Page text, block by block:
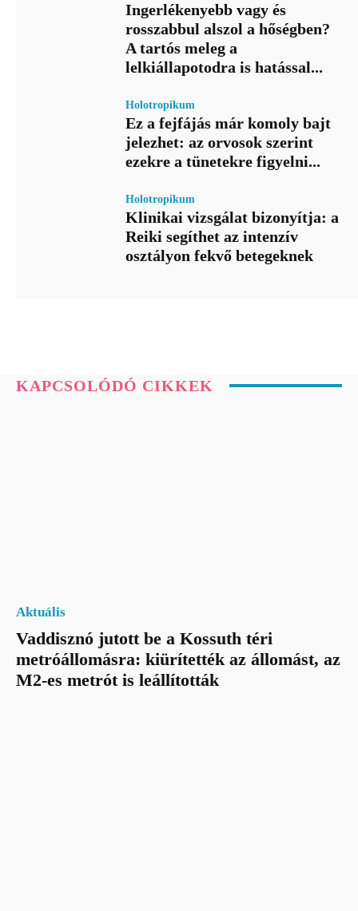
Ingerlékenyebb vagy és
rosszabbul alszol a hőségben?
A tartós meleg a
lelkiállapotodra is hatással...
Holotropikum
Ez a fejfájás már komoly bajt
jelezhet: az orvosok szerint
ezekre a tünetekre figyelni...
Holotropikum
Klinikai vizsgálat bizonyítja: a
Reiki segíthet az intenzív
osztályon fekvő betegeknek
KAPCSOLÓDÓ CIKKEK
Aktuális
Vaddisznó jutott be a Kossuth téri
metróállomásra: kiürítették az állomást, az
M2-es metrót is leállították